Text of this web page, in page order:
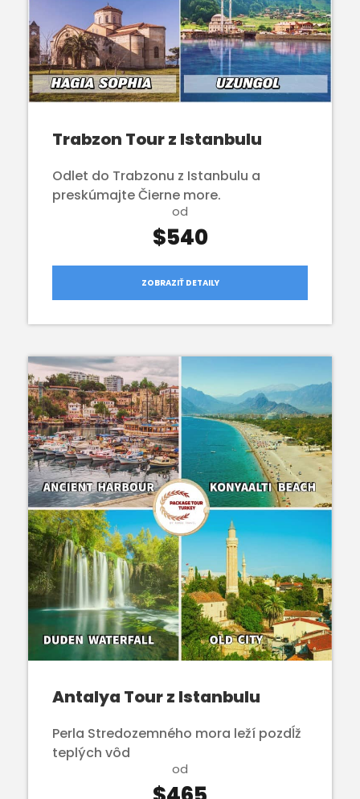
Trabzon Tour z Istanbulu
Odlet do Trabzonu z Istanbulu a
preskúmajte Čierne more.
od
$540
ZOBRAZIŤ DETAILY
Antalya Tour z Istanbulu
Perla Stredozemného mora leží pozdĺž
teplých vôd
od